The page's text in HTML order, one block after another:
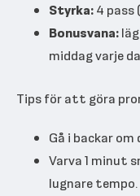
Styrka:4 pass
Bonusvana:
middag varje
Tips för att göra
Gå i backar
Varva 1 minut
lugnare tempo.